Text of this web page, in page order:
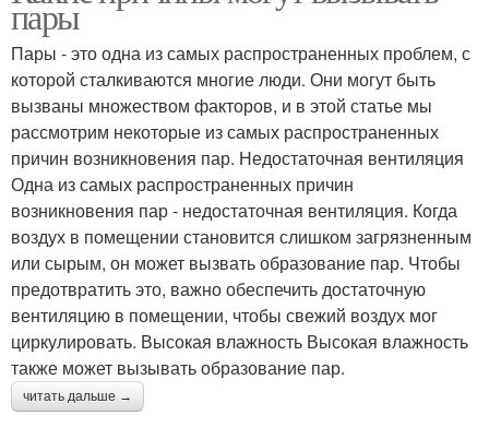
пары
Пары - это одна из самых распространенных проблем, с
которой сталкиваются многие люди. Они могут быть
вызваны множеством факторов, и в этой статье мы
рассмотрим некоторые из самых распространенных
причин возникновения пар. Недостаточная вентиляция
Одна из самых распространенных причин
возникновения пар - недостаточная вентиляция. Когда
воздух в помещении становится слишком загрязненным
или сырым, он может вызвать образование пар. Чтобы
предотвратить это, важно обеспечить достаточную
вентиляцию в помещении, чтобы свежий воздух мог
циркулировать. Высокая влажность Высокая влажность
также может вызывать образование пар.
читать дальше →